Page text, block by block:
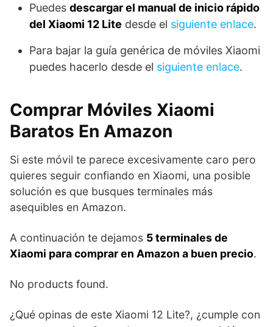
Puedes descargar el manual de inicio rápido
del Xiaomi 12 Lite desde el siguiente enlace.
Para bajar la guía genérica de móviles Xiaomi
puedes hacerlo desde el siguiente enlace.
Comprar Móviles Xiaomi
Baratos En Amazon
Si este móvil te parece excesivamente caro pero
quieres seguir confiando en Xiaomi, una posible
solución es que busques terminales más
asequibles en Amazon.
A continuación te dejamos 5 terminales de
Xiaomi para comprar en Amazon a buen precio.
No products found.
¿Qué opinas de este Xiaomi 12 Lite?, ¿cumple con